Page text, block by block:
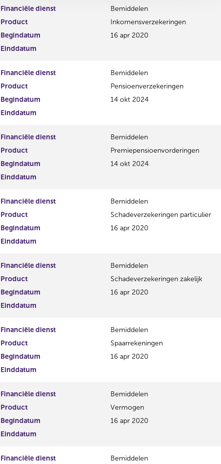
Financiële dienst
Bemiddelen
Product
Inkomensverzekeringen
Begindatum
16 apr 2020
Einddatum
Financiële dienst
Bemiddelen
Product
Pensioenverzekeringen
Begindatum
14 okt 2024
Einddatum
Financiële dienst
Bemiddelen
Product
Premiepensioenvorderingen
Begindatum
14 okt 2024
Einddatum
Financiële dienst
Bemiddelen
Product
Schadeverzekeringen particulier
Begindatum
16 apr 2020
Einddatum
Financiële dienst
Bemiddelen
Product
Schadeverzekeringen zakelijk
Begindatum
16 apr 2020
Einddatum
Financiële dienst
Bemiddelen
Product
Spaarrekeningen
Begindatum
16 apr 2020
Einddatum
Financiële dienst
Bemiddelen
Product
Vermogen
Begindatum
16 apr 2020
Einddatum
Financiële dienst
Bemiddelen